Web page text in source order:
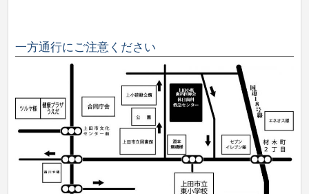
一方通行にご注意ください